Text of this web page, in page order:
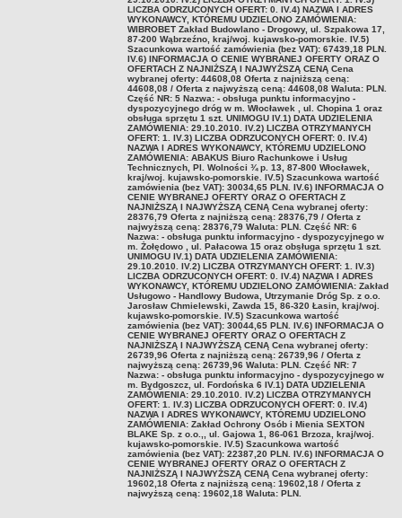
PLATFORMA ZAKUPOWA / E-ZAMÓWIENIA / PLATFORMA ZAKUPOWA
ZDW.N4.361.55.2023
ZDW.N4.361.63.2023
ZDW.N4.361.64.2023
ZDW.N4.361.66.2023
ZDW.N4.361.68.2023
ZDW.N4.361.72.2023
ZDW.N4.363.08.2023
ZDW.N4.363.09.2023
O1.N4.361.03.2023
ZAMÓWIENIA PUBLICZNE - ARCHIWUM
WSTĘPNE OGŁOSZENIE INFORMACYJNE
PLAN ZAMÓWIEŃ PUBLICZNYCH NA ROK 2019
PLAN ZAMÓWIEŃ PUBLICZNYCH - POWYŻEJ 130 TYS. NETTO
ZAPYTANIA OFERTOWE
LICZBA ODRZUCONYCH OFERT: 0. IV.4) NAZWA I ADRES
WYKONAWCY, KTÓREMU UDZIELONO ZAMÓWIENIA:
WIBROBET Zakład Budowlano - Drogowy, ul. Szpakowa 17,
87-200 Wąbrzeźno, kraj/woj. kujawsko-pomorskie. IV.5)
Szacunkowa wartość zamówienia (bez VAT): 67439,18 PLN.
IV.6) INFORMACJA O CENIE WYBRANEJ OFERTY ORAZ O
OFERTACH Z NAJNIŻSZĄ I NAJWYŻSZĄ CENĄ Cena
wybranej oferty: 44608,08 Oferta z najniższą ceną:
44608,08 / Oferta z najwyższą ceną: 44608,08 Waluta: PLN.
Część NR: 5 Nazwa: - obsługa punktu informacyjno -
dyspozycyjnego dróg w m. Włocławek , ul. Chopina 1 oraz
obsługa sprzętu 1 szt. UNIMOGU IV.1) DATA UDZIELENIA
ZAMÓWIENIA: 29.10.2010. IV.2) LICZBA OTRZYMANYCH
OFERT: 1. IV.3) LICZBA ODRZUCONYCH OFERT: 0. IV.4)
NAZWA I ADRES WYKONAWCY, KTÓREMU UDZIELONO
ZAMÓWIENIA: ABAKUS Biuro Rachunkowe i Usług
Technicznych, Pl. Wolności ¾ p. 13, 87-800 Włocławek,
kraj/woj. kujawsko-pomorskie. IV.5) Szacunkowa wartość
zamówienia (bez VAT): 30034,65 PLN. IV.6) INFORMACJA O
CENIE WYBRANEJ OFERTY ORAZ O OFERTACH Z
NAJNIŻSZĄ I NAJWYŻSZĄ CENĄ Cena wybranej oferty:
28376,79 Oferta z najniższą ceną: 28376,79 / Oferta z
najwyższą ceną: 28376,79 Waluta: PLN. Część NR: 6
Nazwa: - obsługa punktu informacyjno - dyspozycyjnego w
m. Żołędowo , ul. Pałacowa 15 oraz obsługa sprzętu 1 szt.
UNIMOGU IV.1) DATA UDZIELENIA ZAMÓWIENIA:
29.10.2010. IV.2) LICZBA OTRZYMANYCH OFERT: 1. IV.3)
LICZBA ODRZUCONYCH OFERT: 0. IV.4) NAZWA I ADRES
WYKONAWCY, KTÓREMU UDZIELONO ZAMÓWIENIA: Zakład
Usługowo - Handlowy Budowa, Utrzymanie Dróg Sp. z o.o.
Jarosław Chmielewski, Zawda 15, 86-320 Łasin, kraj/woj.
kujawsko-pomorskie. IV.5) Szacunkowa wartość
zamówienia (bez VAT): 30044,65 PLN. IV.6) INFORMACJA O
CENIE WYBRANEJ OFERTY ORAZ O OFERTACH Z
NAJNIŻSZĄ I NAJWYŻSZĄ CENĄ Cena wybranej oferty:
26739,96 Oferta z najniższą ceną: 26739,96 / Oferta z
najwyższą ceną: 26739,96 Waluta: PLN. Część NR: 7
Nazwa: - obsługa punktu informacyjno - dyspozycyjnego w
m. Bydgoszcz, ul. Fordońska 6 IV.1) DATA UDZIELENIA
ZAMÓWIENIA: 29.10.2010. IV.2) LICZBA OTRZYMANYCH
OFERT: 1. IV.3) LICZBA ODRZUCONYCH OFERT: 0. IV.4)
NAZWA I ADRES WYKONAWCY, KTÓREMU UDZIELONO
ZAMÓWIENIA: Zakład Ochrony Osób i Mienia SEXTON
BLAKE Sp. z o.o.,, ul. Gajowa 1, 86-061 Brzoza, kraj/woj.
kujawsko-pomorskie. IV.5) Szacunkowa wartość
zamówienia (bez VAT): 22387,20 PLN. IV.6) INFORMACJA O
CENIE WYBRANEJ OFERTY ORAZ O OFERTACH Z
NAJNIŻSZĄ I NAJWYŻSZĄ CENĄ Cena wybranej oferty:
19602,18 Oferta z najniższą ceną: 19602,18 / Oferta z
najwyższą ceną: 19602,18 Waluta: PLN.